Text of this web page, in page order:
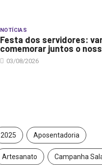
NOTÍCIAS
Festa dos servidores:
comemorar juntos o
03/08/2026
2025 Aposentadoria
Artesanato Campanha